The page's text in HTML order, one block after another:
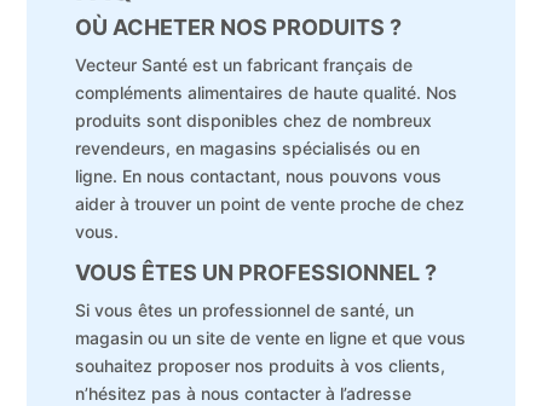
OÙ ACHETER NOS PRODUITS ?
Vecteur Santé est un fabricant français de
compléments alimentaires de haute qualité. Nos
produits sont disponibles chez de nombreux
revendeurs, en magasins spécialisés ou en
ligne. En nous contactant, nous pouvons vous
aider à trouver un point de vente proche de chez
vous.
VOUS ÊTES UN PROFESSIONNEL ?
Si vous êtes un professionnel de santé, un
magasin ou un site de vente en ligne et que vous
souhaitez proposer nos produits à vos clients,
n’hésitez pas à nous contacter à l’adresse